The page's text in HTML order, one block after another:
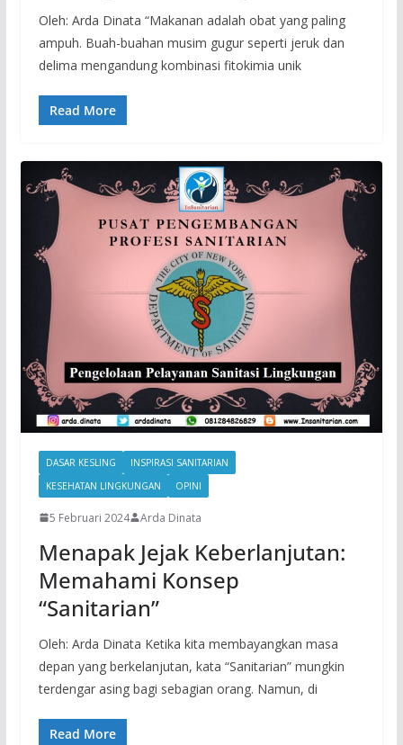
Oleh: Arda Dinata “Makanan adalah obat yang paling
ampuh. Buah-buahan musim gugur seperti jeruk dan
delima mengandung kombinasi fitokimia unik
Read More
DASAR KESLING
INSPIRASI SANITARIAN
KESEHATAN LINGKUNGAN
OPINI
5 Februari 2024 Arda Dinata
Menapak Jejak Keberlanjutan:
Memahami Konsep
“Sanitarian”
Oleh: Arda Dinata Ketika kita membayangkan masa
depan yang berkelanjutan, kata “Sanitarian” mungkin
terdengar asing bagi sebagian orang. Namun, di
Read More